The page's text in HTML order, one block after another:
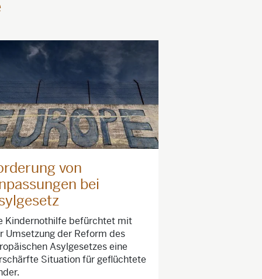
von
bei
Kindernothilfe befürchtet mit
Umsetzung der Reform des
Asylgesetzes eine
Situation für geflüchtete